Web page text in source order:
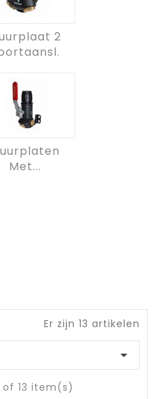
2
Met...
Er zijn 13 artikelen

of 13 item(s)